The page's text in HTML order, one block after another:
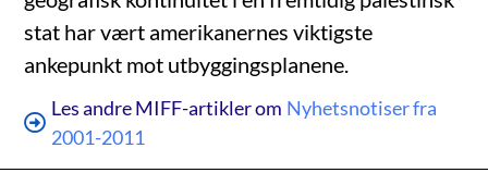
stat har vært amerikanernes viktigste
ankepunkt mot utbyggingsplanene.
Les andre MIFF-artikler om Nyhetsnotiser fra
2001-2011